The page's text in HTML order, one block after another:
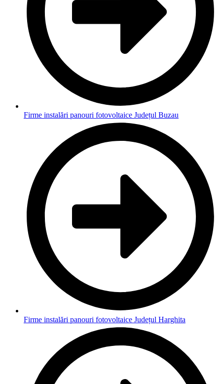
Firme instalări panouri fotovoltaice Județul Buzau
Firme instalări panouri fotovoltaice Județul Harghita